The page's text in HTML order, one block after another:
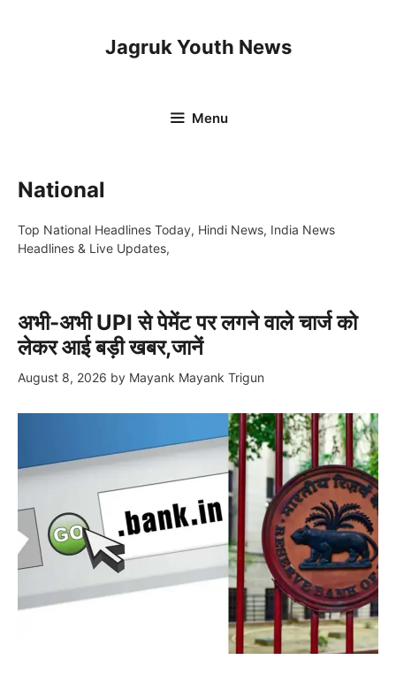
Jagruk Youth News
Menu
National
Top National Headlines Today, Hindi News, India News
Headlines & Live Updates,
अभी-अभी UPI से पेमेंट पर लगने वाले चार्ज को
लेकर आई बड़ी खबर,जानें
August 8, 2026 by Mayank Mayank Trigun